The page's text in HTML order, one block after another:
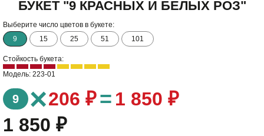
БУКЕТ "9 КРАСНЫХ И БЕЛЫХ РОЗ"
Выберите число цветов в букете:
9
15 25 51 101
Стойкость букета:
Модель: 223-01
9 ×206 ₽= 1 850 ₽
1 850 ₽